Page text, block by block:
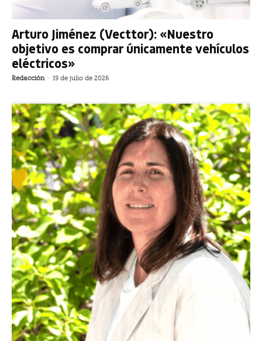
Arturo Jiménez (Vecttor): «Nuestro
objetivo es comprar únicamente vehículos
eléctricos»
Redacción - 19 de julio de 2026